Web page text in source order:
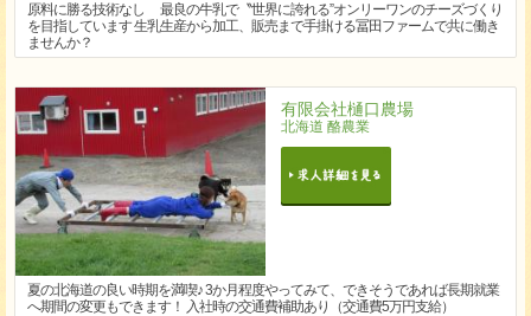
原料に勝る技術なし 最良の牛乳で〝世界に誇れる”オンリーワンのチーズづくり
を目指しています 生乳生産から加工、販売まで手掛ける冨田ファームで共に働き
ませんか？
有限会社樋口農場
北海道 酪農業
夏の北海道の良い時期を満喫♪ 3か月程度やってみて、できそうであれば長期就業
へ期間の変更もできます！ 入社時の交通費補助あり（交通費5万円支給）